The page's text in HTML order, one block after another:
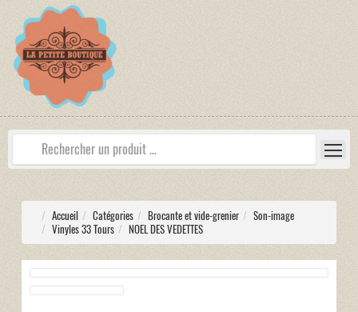
Accueil Catégories Brocante et vide-grenier
Son-image
Vinyles 33 Tours
NOEL DES VEDETTES